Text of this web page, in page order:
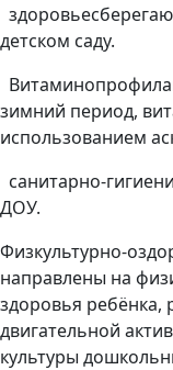
детском саду.
зимний период,
использованием
санитарно-
ДОУ.
Физкультурно-
направлены на
здоровья ребёнка,
двигательной
культуры